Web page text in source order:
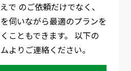
で のご依頼だけでなく、
伺いながら最適のプランを
こともできます。 以下の
よりご連絡ください。